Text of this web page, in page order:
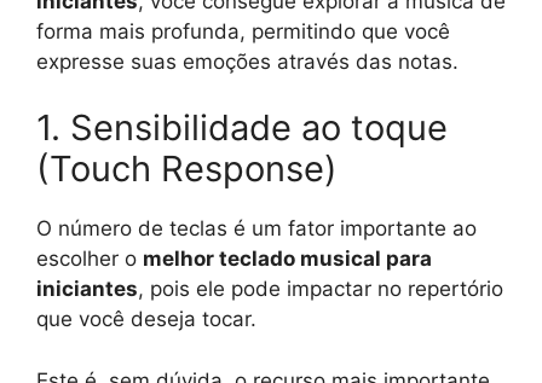
forma mais profunda, permitindo que você
expresse suas emoções através das notas.
1. Sensibilidade ao toque
(Touch Response)
O número de teclas é um fator importante ao
escolher o melhor teclado musical para
iniciantes, pois ele pode impactar no repertório
que você deseja tocar.